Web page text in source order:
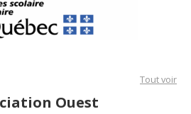
Tout voir
Ouest